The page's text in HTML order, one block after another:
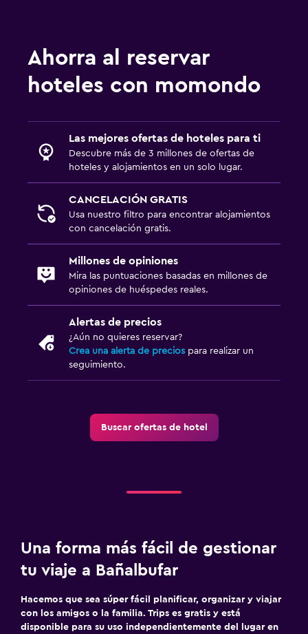
Ahorra al reservar
hoteles con momondo
Las mejores ofertas de hoteles para ti
Descubre más de 3 millones de ofertas de
hoteles y alojamientos en un solo lugar.
CANCELACIÓN GRATIS
Usa nuestro filtro para encontrar alojamientos
con cancelación gratis.
Millones de opiniones
Mira las puntuaciones basadas en millones de
opiniones de huéspedes reales.
Alertas de precios
¿Aún no quieres reservar?
Crea una alerta de precios para realizar un
seguimiento.
Buscar ofertas de hotel
Una forma más fácil de gestionar
tu viaje a Bañalbufar
Hacemos que sea súper fácil planificar, organizar y viajar
con los amigos o la familia. Trips es gratis y está
disponible para su uso independientemente del lugar en